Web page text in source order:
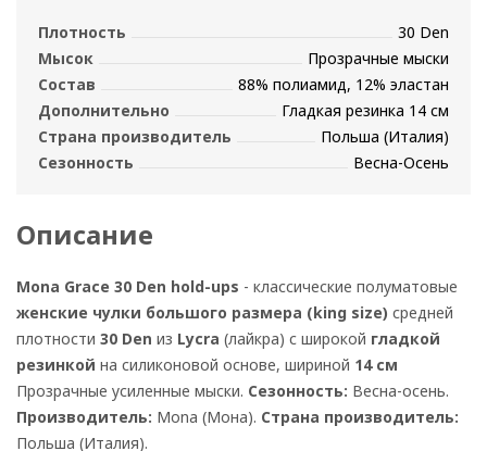
Плотность
30 Den
Мысок
Прозрачные мыски
Состав
88% полиамид, 12% эластан
Дополнительно
Гладкая резинка 14 см
Страна производитель
Польша (Италия)
Сезонность
Весна-Осень
Описание
Mona Grace 30 Den hold-ups - классические полуматовые
женские чулки большого размера (king size) средней
плотности 30 Den из Lycra (лайкра) с широкой гладкой
резинкой на силиконовой основе, шириной 14 см
Прозрачные усиленные мыски. Сезонность: Весна-осень.
Производитель: Mona (Мона). Страна производитель:
Польша (Италия).